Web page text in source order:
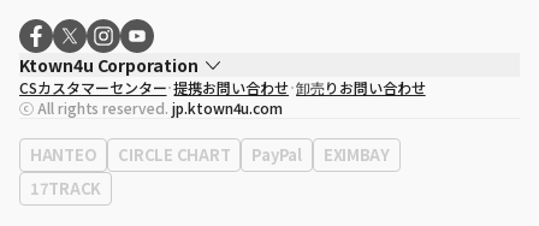
Ktown4u Corporation
代表取締役
ソン・ヒョミン
事業者登録番号120-87-71116
eContext
0120-23-7523
事務所住所
ソウル特別市江南区永東大路513、3階(三成洞、coex)
CSカスタマーセンター 提携お問い合わせ 卸売りお問い合わせ
ⓒ All rights reserved. jp.ktown4u.com
HANTEO CIRCLE CHART PayPal
EXIMBAY
17TRACK